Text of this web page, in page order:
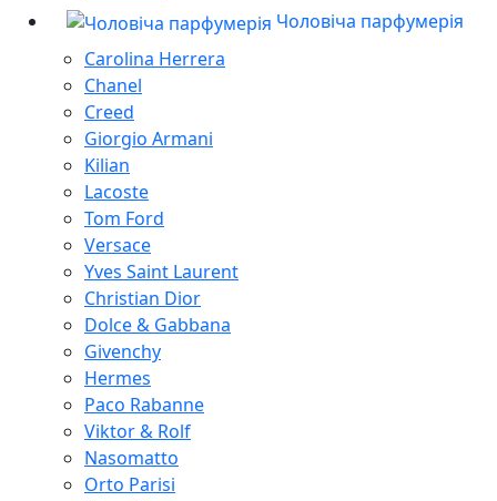
Чоловіча парфумерія
Carolina Herrera
Chanel
Creed
Giorgio Armani
Kilian
Lacoste
Tom Ford
Versace
Yves Saint Laurent
Christian Dior
Dolce & Gabbana
Givenchy
Hermes
Paco Rabanne
Viktor & Rolf
Nasomatto
Orto Parisi